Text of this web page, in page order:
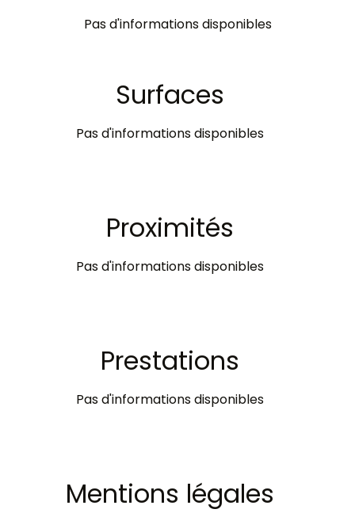
Pas d'informations disponibles
Surfaces
Pas d'informations disponibles
Proximités
Pas d'informations disponibles
Prestations
Pas d'informations disponibles
Mentions légales